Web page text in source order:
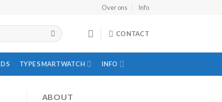
Over ons Info
CONTACT
TYPE SMARTWATCH INFO
ABOUT